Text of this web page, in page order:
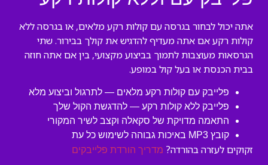
אתה יכול לבחור בגרסה עם קולות רקע מלאים, או בגרסה ללא
קולות רקע אם אתה מעדיף להדגיש את קולך בבירור. שתי
הגרסאות מעוצבות לתמוך בביצוע מקצועי, בין אם אתה חוזה
בבית הכנסת או בעל קול במופע.
פלייבק עם קולות רקע מלאים — לתרגול וביצוע מלא
פלייבק ללא קולות רקע — להדגשת הקול שלך
התאמה מדויקת של סקאלה וקצב לשיר המקורי
קובץ MP3 באיכות גבוהה לשימוש כל עת
זקוקים לעזרה בהורדה? מדריך הורדת פלייבקים